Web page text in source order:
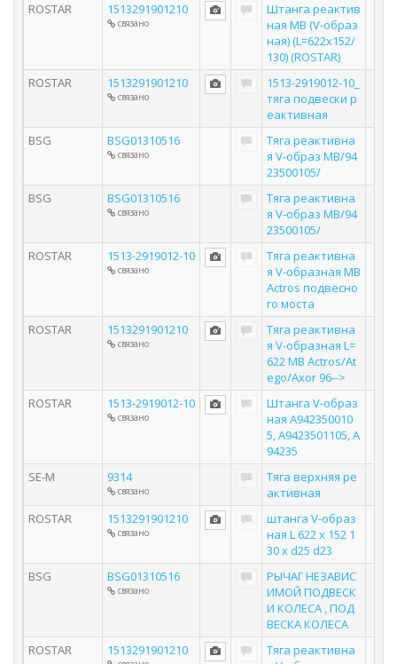
ROSTAR
1513291901210
связано
Штанга реактив
ная MB (V-образ
ная) (L=622x152/
130) (ROSTAR)
ROSTAR
1513291901210
связано
1513-2919012-10_
тяга подвески р
еактивная
BSG
BSG01310516
связано
Тяга реактивна
я V-образ MB/94
23500105/
BSG
BSG01310516
связано
Тяга реактивна
я V-образ MB/94
23500105/
ROSTAR
1513-2919012-10
связано
Тяга реактивна
я V-образная MB
Actros подвесно
го моста
ROSTAR
1513291901210
связано
Тяга реактивна
я V-образная L=
622 MB Actros/At
ego/Axor 96-->
ROSTAR
1513-2919012-10
связано
Штанга V-образ
ная A942350010
5, A9423501105, A
94235
SE-M
9314
связано
Тяга верхняя ре
активная
ROSTAR
1513291901210
связано
штанга V-образ
ная L 622 x 152 1
30 x d25 d23
BSG
BSG01310516
связано
РЫЧАГ НЕЗАВИС
ИМОЙ ПОДВЕСК
И КОЛЕСА , ПОД
ВЕСКА КОЛЕСА
ROSTAR
1513291901210
Тяга реактивна